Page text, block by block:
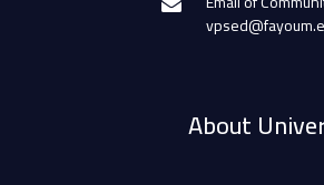
About